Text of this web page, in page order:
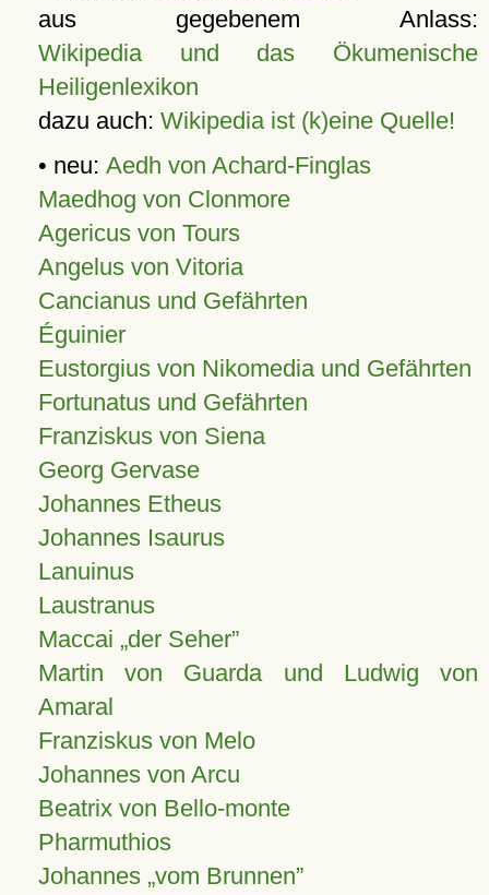
aus gegebenem Anlass:
Wikipedia und das Ökumenische
Heiligenlexikon
dazu auch: Wikipedia ist (k)eine Quelle!
• neu: Aedh von Achard-Finglas
Maedhog von Clonmore
Agericus von Tours
Angelus von Vitoria
Cancianus und Gefährten
Éguinier
Eustorgius von Nikomedia und Gefährten
Fortunatus und Gefährten
Franziskus von Siena
Georg Gervase
Johannes Etheus
Johannes Isaurus
Lanuinus
Laustranus
Maccai „der Seher”
Martin von Guarda und Ludwig von
Amaral
Franziskus von Melo
Johannes von Arcu
Beatrix von Bello-monte
Pharmuthios
Johannes vom Brunnen